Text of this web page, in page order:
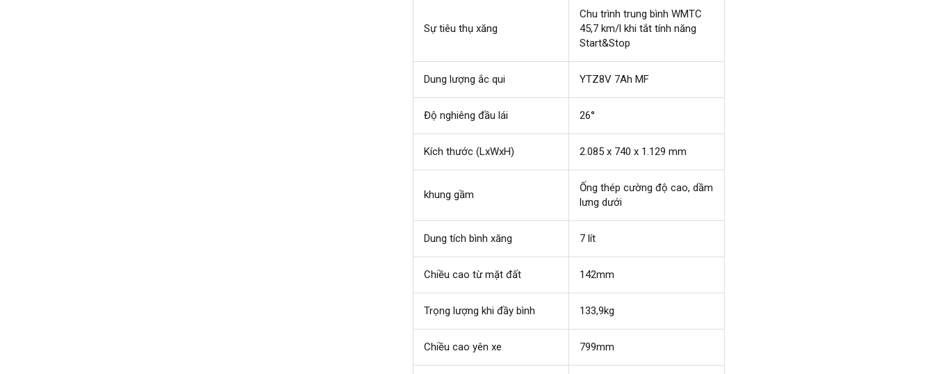
Sự tiêu thụ xăng
Chu trình trung bình WMTC
45,7 km/l khi tắt tính năng
Start&Stop
Dung lượng ắc qui YTZ8V 7Ah MF
Độ nghiêng đầu lái 26°
Kích thước (LxWxH) 2.085 x 740 x 1.129 mm
khung gầm
Ống thép cường độ cao, dầm
lưng dưới
Dung tích bình xăng 7 lít
Chiều cao từ mặt đất 142mm
Trọng lượng khi đầy bình 133,9kg
Chiều cao yên xe 799mm